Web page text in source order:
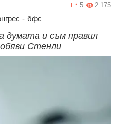
2 175
5
- бфс
думата и съм правил
Стенли